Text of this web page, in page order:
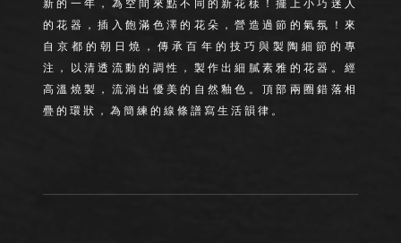
新的一年，為空間來點不同的新花樣！擺上小巧迷人
的花器，插入飽滿色澤的花朵，營造過節的氣氛！來
自京都的朝日燒，傳承百年的技巧與製陶細節的專
注，以清透流動的調性，製作出細膩素雅的花器。經
高溫燒製，流淌出優美的自然釉色。頂部兩圈錯落相
疊的環狀，為簡練的線條譜寫生活韻律。